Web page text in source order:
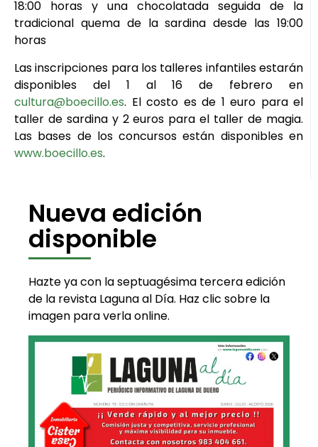
18:00 horas y una chocolatada seguida de la
tradicional quema de la sardina desde las 19:00
horas
Las inscripciones para los talleres infantiles estarán
disponibles del 1 al 16 de febrero en
cultura@boecillo.es. El costo es de 1 euro para el
taller de sardina y 2 euros para el taller de magia.
Las bases de los concursos están disponibles en
www.boecillo.es.
Nueva edición
disponible
Hazte ya con la septuagésima tercera edición
de la revista Laguna al Día. Haz clic sobre la
imagen para verla online.